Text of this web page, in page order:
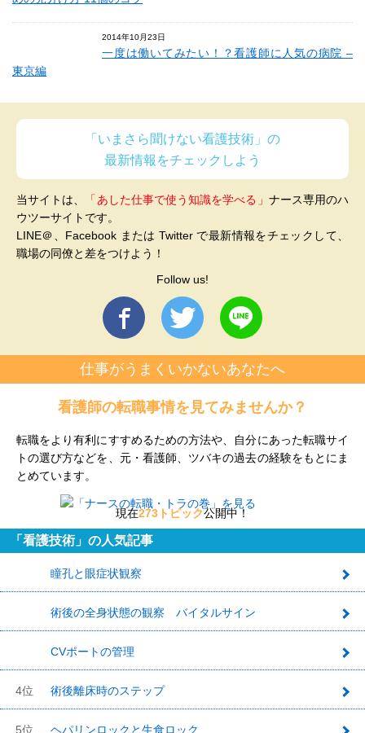
2014年10月23日
一度は働いてみたい！？看護師に人気の病院 –
東京編
「いまさら聞けない看護技術」の
最新情報をチェックしよう
当サイトは、 「あした仕事で使う知識を学べる」 ナース専用のハ
ウツーサイトです。
LINE＠、Facebook または Twitter で最新情報をチェックして、
職場の同僚と差をつけよう！
Follow us!
仕事がうまくいかないあなたへ
看護師の転職事情を見てみませんか？
転職をより有利にすすめるための方法や、自分にあった転職サイ
トの選び方などを、元・看護師、ツバキの過去の経験をもとにま
とめています。
現在273トピック公開中！
「看護技術」の人気記事
瞳孔と眼症状観察
術後の全身状態の観察 バイタルサイン
CVポートの管理
4位 術後離床時のステップ
5位 ヘパリンロックと生食ロック